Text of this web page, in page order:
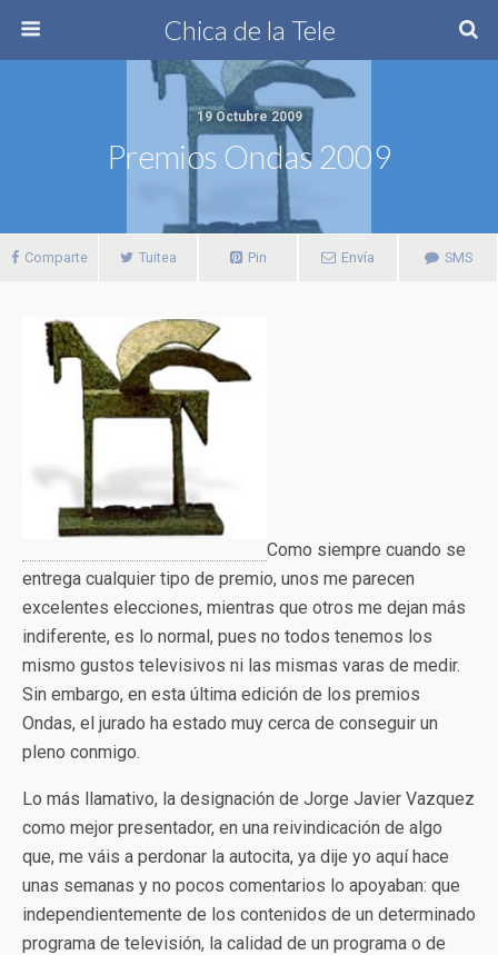
Chica de la Tele
19 Octubre 2009
Premios Ondas 2009
Comparte Tuitea Pin Envía SMS
Como siempre cuando se
entrega cualquier tipo de premio, unos me parecen
excelentes elecciones, mientras que otros me dejan más
indiferente, es lo normal, pues no todos tenemos los
mismo gustos televisivos ni las mismas varas de medir.
Sin embargo, en esta última edición de los premios
Ondas, el jurado ha estado muy cerca de conseguir un
pleno conmigo.
Lo más llamativo, la designación de Jorge Javier Vazquez
como mejor presentador, en una reivindicación de algo
que, me váis a perdonar la autocita, ya dije yo aquí hace
unas semanas y no pocos comentarios lo apoyaban: que
independientemente de los contenidos de un determinado
programa de televisión, la calidad de un programa o de